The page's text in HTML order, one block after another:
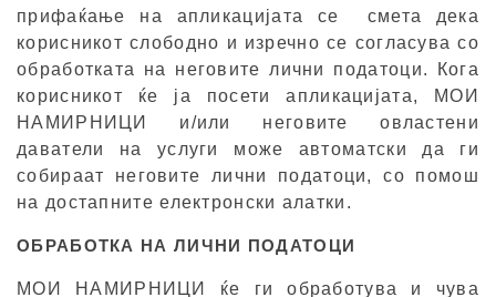
прифаќање на апликацијата се смета дека
корисникот слободно и изречно се согласува со
обработката на неговите лични податоци. Кога
корисникот ќе ја посети апликацијата, МОИ
НАМИРНИЦИ и/или неговите овластени
даватели на услуги може автоматски да ги
собираат неговите лични податоци, со помош
на достапните електронски алатки.
ОБРАБОТКА НА ЛИЧНИ ПОДАТОЦИ
МОИ НАМИРНИЦИ ќе ги обработува и чува